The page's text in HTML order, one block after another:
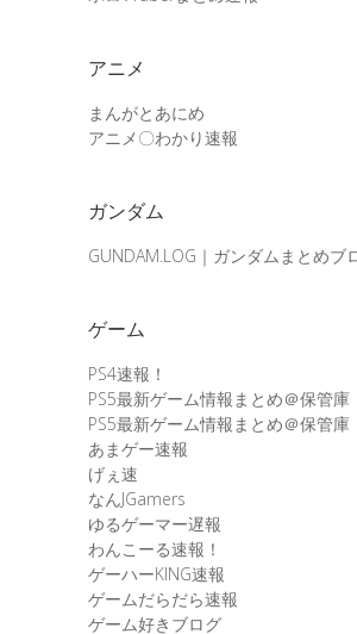
アニメ
まんがとあにめ
アニメ〇わかり速報
ガンダム
GUNDAM.LOG｜ガンダムまとめブ
ゲーム
PS4速報！
PS5最新ゲーム情報まとめ＠保管庫
PS5最新ゲーム情報まとめ＠保管庫
あまゲー速報
げぇ速
なんJGamers
ゆるゲーマー遅報
わんこーる速報！
ゲーハーKING速報
ゲームだらだら速報
ゲーム好きブログ